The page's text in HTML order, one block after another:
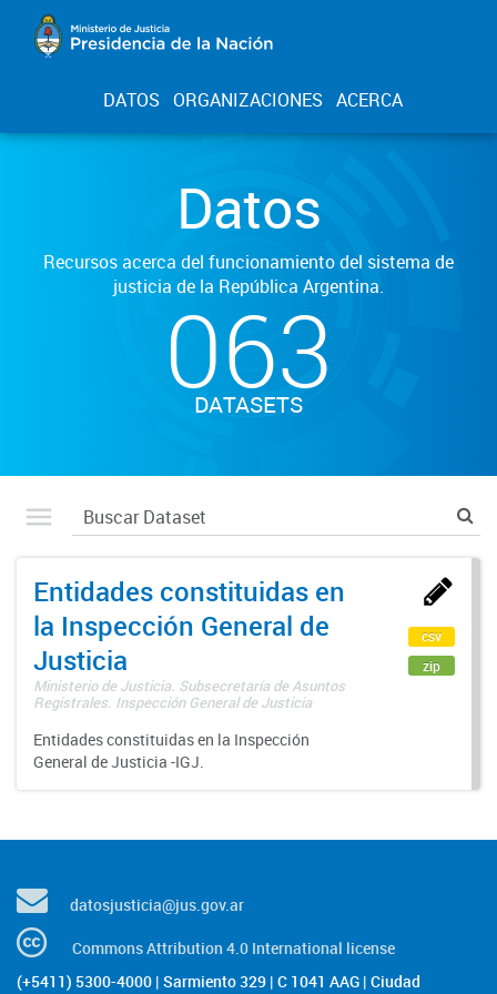
DATOS ORGANIZACIONES ACERCA
Datos
Recursos acerca del funcionamiento del sistema de
justicia de la República Argentina.
063
DATASETS
Entidades constituidas en
la Inspección General de
Justicia
Ministerio de Justicia. Subsecretaría de Asuntos
Registrales. Inspección General de Justicia
Entidades constituidas en la Inspección
General de Justicia -IGJ.
csv
zip
datosjusticia@jus.gov.ar
Commons Attribution 4.0 International license
(+5411) 5300-4000 | Sarmiento 329 | C 1041 AAG | Ciudad